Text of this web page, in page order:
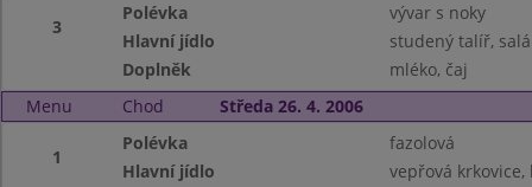
3
Polévka
vývar s noky
Hlavní jídlo
studený talíř,
Doplněk
mléko, čaj
Menu
Chod Středa 26. 4. 2006
1
Polévka
fazolová
Hlavní jídlo
vepřová